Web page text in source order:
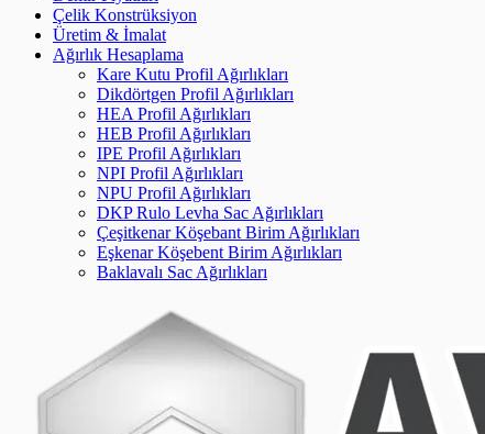
Çelik Konstrüksiyon
Üretim & İmalat
Ağırlık Hesaplama
Kare Kutu Profil Ağırlıkları
Dikdörtgen Profil Ağırlıkları
HEA Profil Ağırlıkları
HEB Profil Ağırlıkları
IPE Profil Ağırlıkları
NPI Profil Ağırlıkları
NPU Profil Ağırlıkları
DKP Rulo Levha Sac Ağırlıkları
Çeşitkenar Köşebant Birim Ağırlıkları
Eşkenar Köşebent Birim Ağırlıkları
Baklavalı Sac Ağırlıkları